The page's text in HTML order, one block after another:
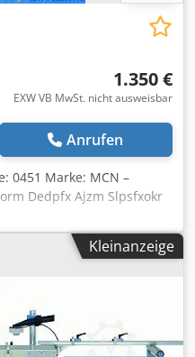
1.350 €
EXW VB MwSt. nicht ausweisbar
Anrufen
0451 Marke: MCN –
Dedpfx Ajzm Slpsfxokr
Möbel nach Maß,
– CE-Norm
mm Tischbreite 230 mm
mm Maximale Nutlänge
Vertikaler Spindelhub
Spindeldrehzahl 2800
Gewicht kg 160
Kleinanzeige